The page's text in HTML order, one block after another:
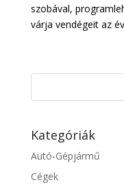
szobával,
várja vendégeit az
Kategóriák
Autó-Gépjármű
Cégek